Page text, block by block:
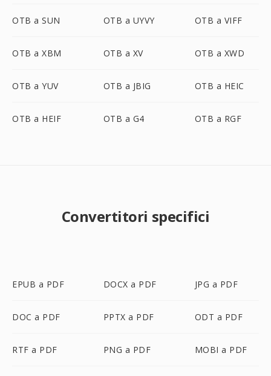
OTB a SUN OTB a UYVY OTB a VIFF
OTB a XBM OTB a XV OTB a XWD
OTB a YUV OTB a JBIG OTB a HEIC
OTB a HEIF OTB a G4 OTB a RGF
Convertitori specifici
EPUB a PDF DOCX a PDF JPG a PDF
DOC a PDF PPTX a PDF ODT a PDF
RTF a PDF PNG a PDF MOBI a PDF